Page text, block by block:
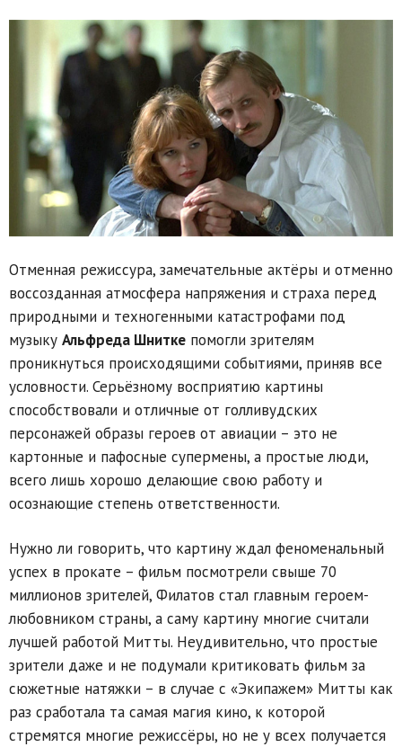
Отменная режиссура, замечательные актёры и отменно
воссозданная атмосфера напряжения и страха перед
природными и техногенными катастрофами под
музыку Альфреда Шнитке помогли зрителям
проникнуться происходящими событиями, приняв все
условности. Серьёзному восприятию картины
способствовали и отличные от голливудских
персонажей образы героев от авиации – это не
картонные и пафосные супермены, а простые люди,
всего лишь хорошо делающие свою работу и
осознающие степень ответственности.
Нужно ли говорить, что картину ждал феноменальный
успех в прокате – фильм посмотрели свыше 70
миллионов зрителей, Филатов стал главным героем-
любовником страны, а саму картину многие считали
лучшей работой Митты. Неудивительно, что простые
зрители даже и не подумали критиковать фильм за
сюжетные натяжки – в случае с «Экипажем» Митты как
раз сработала та самая магия кино, к которой
стремятся многие режиссёры, но не у всех получается